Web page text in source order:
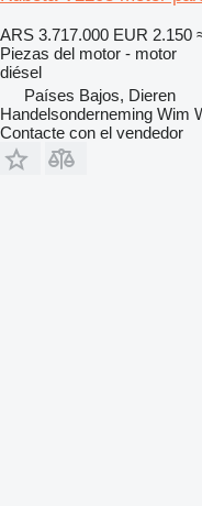
ARS 3.717.000 EUR 2.150
Piezas del motor - motor
diésel
Países Bajos, Dieren
Handelsonderneming Wim
Contacte con el vendedor